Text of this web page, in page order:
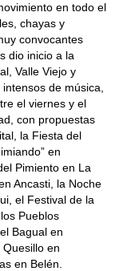
en todo el
chayas y
convocantes
dio inicio a la
Valle Viejo y
de música,
el viernes y el
con propuestas
la Fiesta del
en
Pimiento en La
Ancasti, la Noche
el Festival de la
Pueblos
Bagual en
en
en Belén.